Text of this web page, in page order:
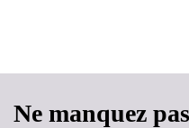
Ne manquez